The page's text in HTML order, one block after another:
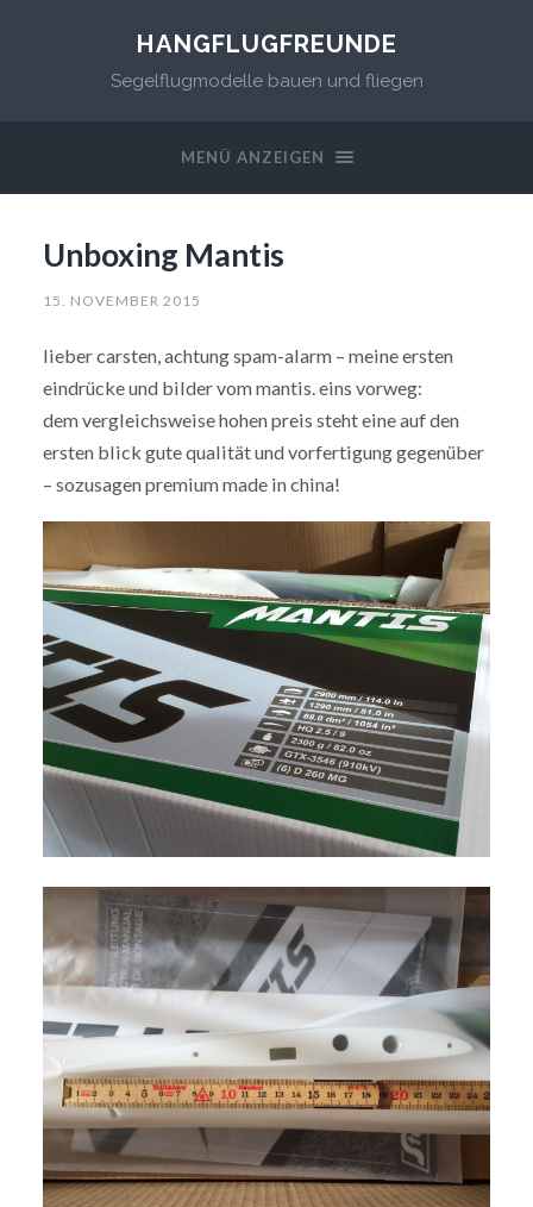
HANGFLUGFREUNDE
Segelflugmodelle bauen und fliegen
MENÜ ANZEIGEN
Unboxing Mantis
15. NOVEMBER 2015
lieber carsten, achtung spam-alarm – meine ersten
eindrücke und bilder vom mantis. eins vorweg:
dem vergleichsweise hohen preis steht eine auf den
ersten blick gute qualität und vorfertigung gegenüber
– sozusagen premium made in china!